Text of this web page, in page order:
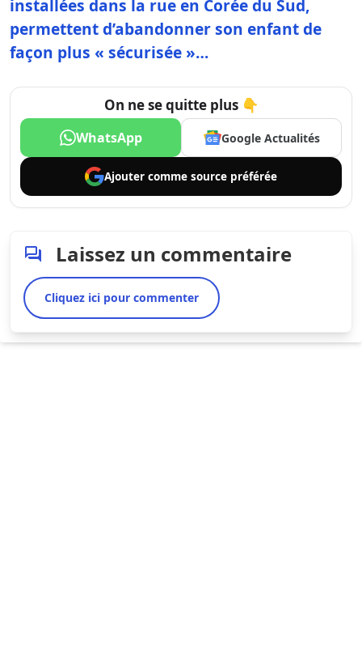
installées dans la rue en Corée du Sud,
permettent d’abandonner son enfant de
façon plus « sécurisée »…
On ne se quitte plus 👇
WhatsApp Google Actualités
Ajouter comme source préférée
Laissez un commentaire
Cliquez ici pour commenter